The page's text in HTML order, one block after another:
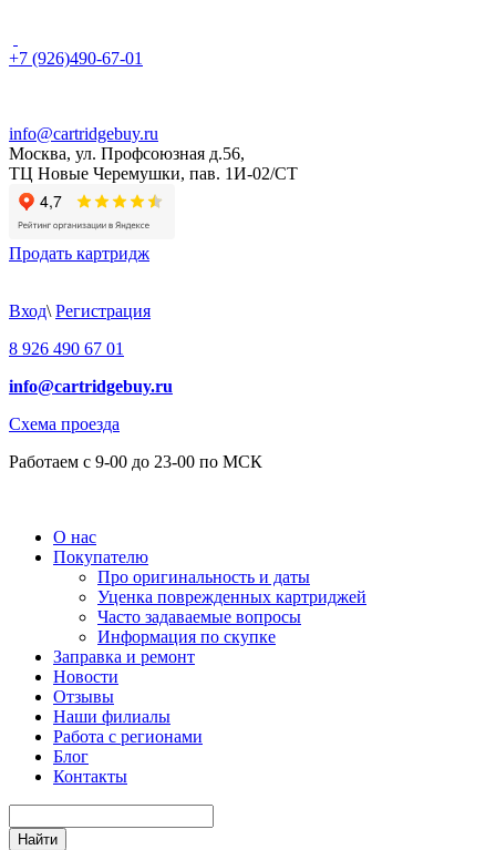
+7 (926)490-67-01
info@cartridgebuy.ru
Москва, ул. Профсоюзная д.56,
ТЦ Новые Черемушки, пав. 1И-02/СТ
Продать картридж
Вход\ Регистрация
8 926 490 67 01
info@cartridgebuy.ru
Схема проезда
Работаем с 9-00 до 23-00 по МСК
О нас
Покупателю
Про оригинальность и даты
Уценка поврежденных картриджей
Часто задаваемые вопросы
Информация по скупке
Заправка и ремонт
Новости
Отзывы
Наши филиалы
Работа с регионами
Блог
Контакты
Найти